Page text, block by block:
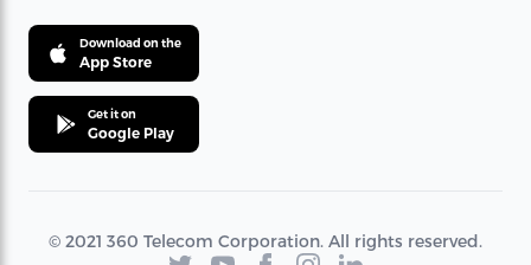
Download on the
App Store
Get it on
Google Play
© 2021 360 Telecom Corporation. All rights reserved.